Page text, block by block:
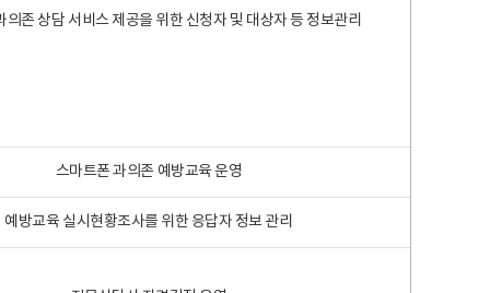
의존 상담 서비스 제공을 위한 신청자 및 대상자 등 정보관리
스마트폰 과의존 예방교육 운영
예방교육 실시현황조사를 위한 응답자 정보 관리